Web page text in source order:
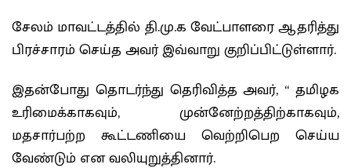
சேலம் மாவட்டத்தில் தி.மு.க வேட்பாளரை ஆதரித்து
பிரச்சாரம் செய்த அவர் இவ்வாறு குறிப்பிட்டுள்ளார்.
இதன்போது தொடர்ந்து தெரிவித்த அவர், “ தமிழக
உரிமைக்காகவும், முன்னேற்றத்திற்காகவும்,
மதசார்பற்ற கூட்டணியை வெற்றிபெற செய்ய
வேண்டும் என வலியுறுத்தினார்.